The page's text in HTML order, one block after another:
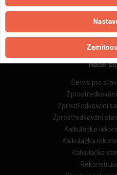
Naše excelové
Naše
Servis pro
Zprostředkování
Zprostředkování
Kalkulačka
Kalkulačka
Kalkulačka